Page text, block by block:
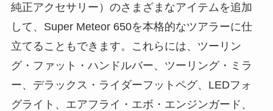
純正アクセサリー）のさまざまなアイテムを追加
して、Super Meteor 650を本格的なツアラーに仕
立てることもできます。これらには、ツーリン
グ・ファット・ハンドルバー、ツーリング・ミラ
ー、デラックス・ライダーフットペグ、LEDフォ
グライト、エアフライ・エボ・エンジンガード、